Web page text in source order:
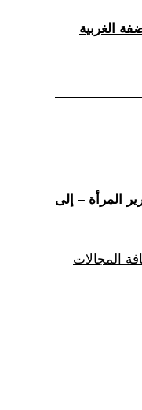
الغربية
المرأة – إلى
المجالات